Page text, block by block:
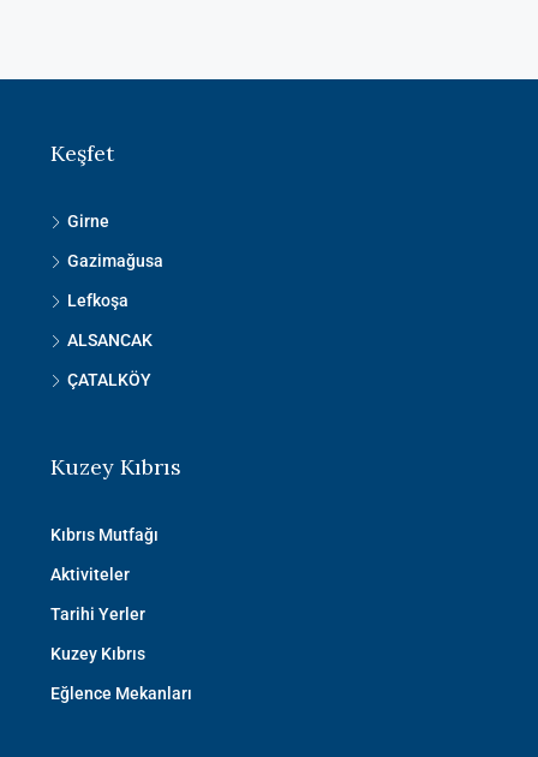
Keşfet
Girne
Gazimağusa
Lefkoşa
ALSANCAK
ÇATALKÖY
Kuzey Kıbrıs
Kıbrıs Mutfağı
Aktiviteler
Tarihi Yerler
Kuzey Kıbrıs
Eğlence Mekanları